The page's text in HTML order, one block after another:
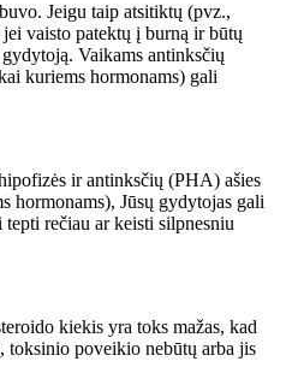
Jeigu taip atsitiktų (pvz.,
vaisto patektų į burną ir būtų
Vaikams antinksčių
kuriems hormonams) gali
ir antinksčių (PHA) ašies
hormonams), Jūsų gydytojas gali
rečiau ar keisti silpnesniu
kiekis yra toks mažas, kad
toksinio poveikio nebūtų arba jis